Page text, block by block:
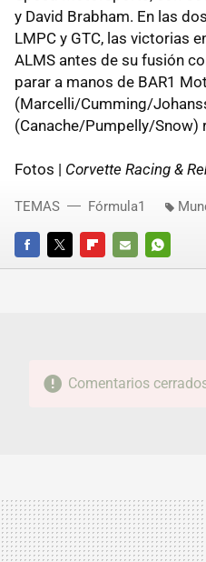
y David Brabham. En las
LMPC y GTC, las victorias
ALMS antes de su fusión
parar a manos de BAR1
(Marcelli/Cumming/
(Canache/Pumpelly/Snow)
Fotos | Corvette Racing &
FACEBOOKTWITTERFLIPBOARD
E-
TEMAS Fórmula1
Comentarios